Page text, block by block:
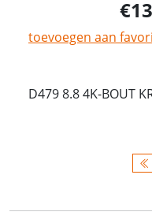
toevoegen aan
D479 8.8 4K-BOUT